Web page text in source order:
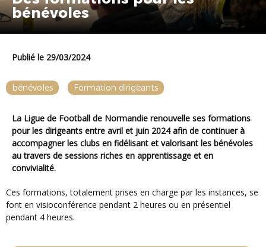
bénévoles
Publié le 29/03/2024
bénévoles Formation dirigeants
La Ligue de Football de Normandie renouvelle ses formations
pour les dirigeants entre avril et juin 2024 afin de continuer à
accompagner les clubs en fidélisant et valorisant les bénévoles
au travers de sessions riches en apprentissage et en
convivialité.
Ces formations, totalement prises en charge par les instances, se
font en visioconférence pendant 2 heures ou en présentiel
pendant 4 heures.